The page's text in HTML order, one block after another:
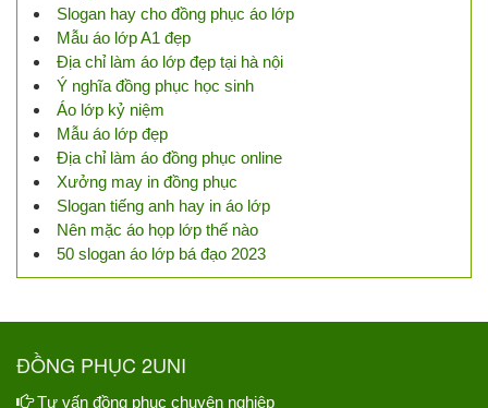
Slogan hay cho đồng phục áo lớp
Mẫu áo lớp A1 đẹp
Địa chỉ làm áo lớp đẹp tại hà nội
Ý nghĩa đồng phục học sinh
Áo lớp kỷ niệm
Mẫu áo lớp đẹp
Địa chỉ làm áo đồng phục online
Xưởng may in đồng phục
Slogan tiếng anh hay in áo lớp
Nên mặc áo họp lớp thế nào
50 slogan áo lớp bá đạo 2023
ĐỒNG PHỤC 2UNI
Tư vấn đồng phục chuyên nghiệp